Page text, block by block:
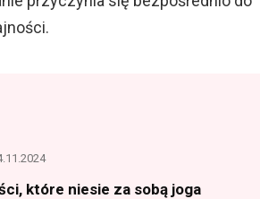
które niesie za sobą joga